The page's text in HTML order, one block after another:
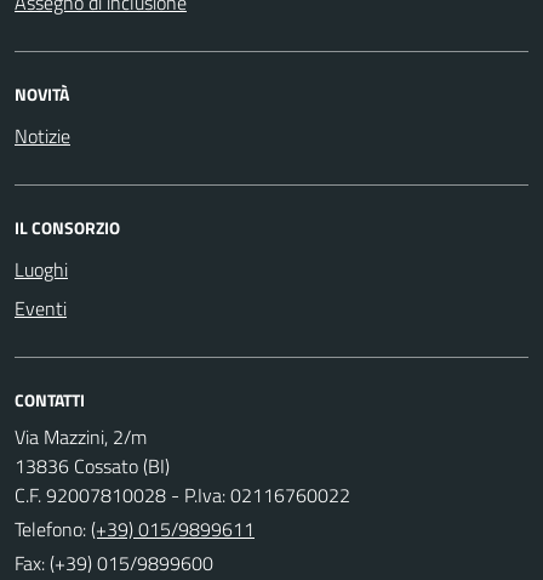
NOVITÀ
Notizie
IL CONSORZIO
Luoghi
Eventi
CONTATTI
Via Mazzini, 2/m
13836 Cossato (BI)
C.F. 92007810028 - P.Iva: 02116760022
Telefono:(+39) 015/9899611
Fax: (+39) 015/9899600